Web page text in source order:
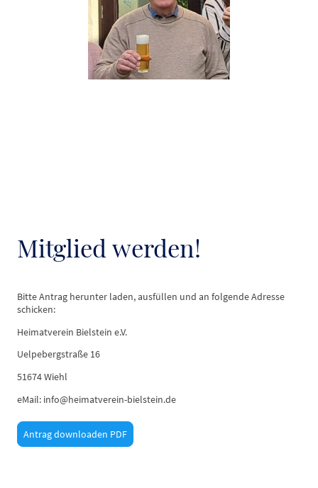
Mitglied werden!
Bitte Antrag herunter laden, ausfüllen und an folgende Adresse
schicken:
Heimatverein Bielstein e.V.
Uelpebergstraße 16
51674 Wiehl
eMail: info@heimatverein-bielstein.de
Antrag downloaden PDF